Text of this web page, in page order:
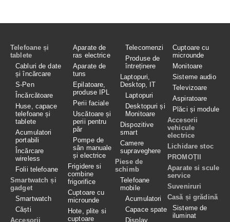
Telefoane și
tablete
Cabluri de date
și încărcare
S-Pen
Încărcătoare
Huse, capace
telefoane și
tablete
Acumulatori
portabili
Încărcare
wireless
Folii telefoane
Smartwatch și
gadget
Smartwatch
Căști
Accesorii
Aparate de
ras electrice
Aparate de
tuns
Epilatoare,
produse IPL
Perii faciale
Uscătoare și
perii pentru
păr
Pompe de
sân manuale
și electrice
Frigidere si
combine
frigorifice
Cuptoare cu
microunde
Hote, plite si
cuptoare
Telecomenzi
Produse de
întreținere
Laptopuri,
Desktop, IT
Laptopuri
Desktopuri și
Monitoare
Dispozitive
smart
Camere
supraveghere
Piese de
schimb
Telefoane
mobile
Acumulatori
Capace spate
Display
Cuptoare cu
microunde
Monitoare
Sisteme audio
Televizoare
Aspiratoare
Plăci și module
Accesorii
vehicule
electrice
Lichidare stoc
PROMOȚII
Aparate si scule
service
Suveniruri
Casă și grădină
Sisteme de
iluminat